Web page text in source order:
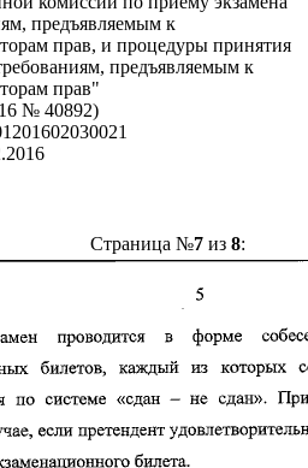
предъявляемым к
прав, и процедуры принятия
предъявляемым к
прав"
№ 40892)
Страница №7из 8: